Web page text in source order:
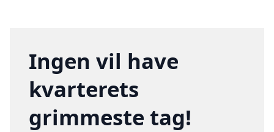
Ingen vil have
kvarterets
grimmeste tag!